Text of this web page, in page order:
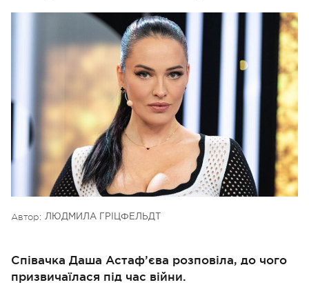
Автор: ЛЮДМИЛА ГРІЦФЕЛЬДТ
Співачка Даша Астаф’єва розповіла, до чого
призвичаїлася під час війни.